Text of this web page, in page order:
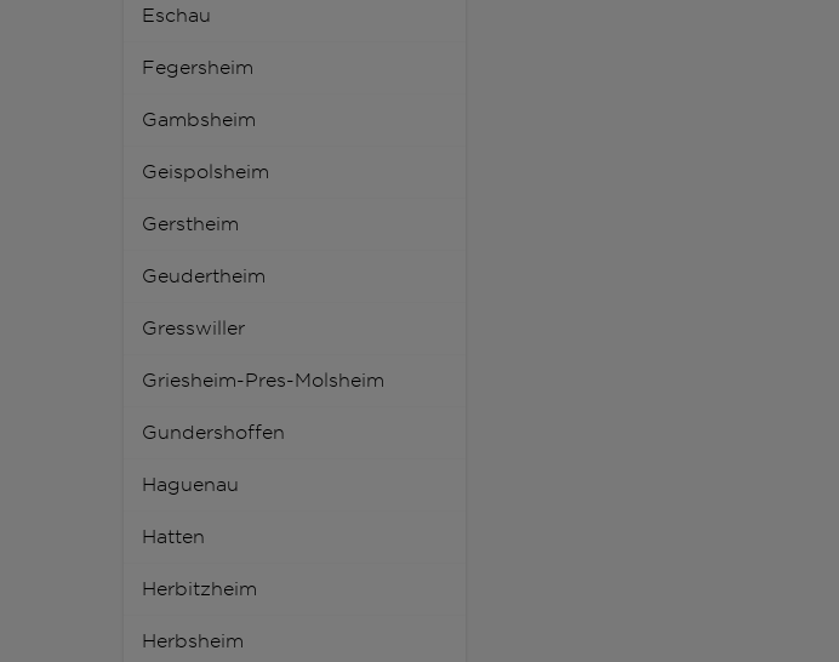
Eschau
Fegersheim
Gambsheim
Geispolsheim
Gerstheim
Geudertheim
Gresswiller
Griesheim-Pres-Molsheim
Gundershoffen
Haguenau
Hatten
Herbitzheim
Herbsheim